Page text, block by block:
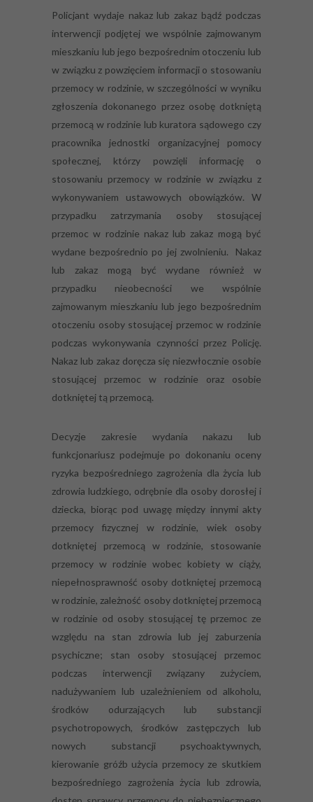
Policjant wydaje nakaz lub zakaz bądź podczas
interwencji podjętej we wspólnie zajmowanym
mieszkaniu lub jego bezpośrednim otoczeniu lub
w związku z powzięciem informacji o stosowaniu
przemocy w rodzinie, w szczególności w wyniku
zgłoszenia dokonanego przez osobę dotkniętą
przemocą w rodzinie lub kuratora sądowego czy
pracownika jednostki organizacyjnej pomocy
społecznej, którzy powzięli informację o
stosowaniu przemocy w rodzinie w związku z
wykonywaniem ustawowych obowiązków. W
przypadku zatrzymania osoby stosującej
przemoc w rodzinie nakaz lub zakaz mogą być
wydane bezpośrednio po jej zwolnieniu. Nakaz
lub zakaz mogą być wydane również w
przypadku nieobecności we wspólnie
zajmowanym mieszkaniu lub jego bezpośrednim
otoczeniu osoby stosującej przemoc w rodzinie
podczas wykonywania czynności przez Policję.
Nakaz lub zakaz doręcza się niezwłocznie osobie
stosującej przemoc w rodzinie oraz osobie
dotkniętej tą przemocą.
Decyzje zakresie wydania nakazu lub
funkcjonariusz podejmuje po dokonaniu oceny
ryzyka bezpośredniego zagrożenia dla życia lub
zdrowia ludzkiego, odrębnie dla osoby dorosłej i
dziecka, biorąc pod uwagę między innymi akty
przemocy fizycznej w rodzinie, wiek osoby
dotkniętej przemocą w rodzinie, stosowanie
przemocy w rodzinie wobec kobiety w ciąży,
niepełnosprawność osoby dotkniętej przemocą
w rodzinie, zależność osoby dotkniętej przemocą
w rodzinie od osoby stosującej tę przemoc ze
względu na stan zdrowia lub jej zaburzenia
psychiczne; stan osoby stosującej przemoc
podczas interwencji związany zużyciem,
nadużywaniem lub uzależnieniem od alkoholu,
środków odurzających lub substancji
psychotropowych, środków zastępczych lub
nowych substancji psychoaktywnych,
kierowanie gróźb użycia przemocy ze skutkiem
bezpośredniego zagrożenia życia lub zdrowia,